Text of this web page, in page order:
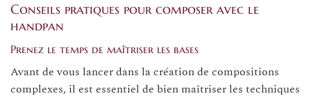
Conseils pratiques pour composer avec le
handpan
Prenez le temps de maîtriser les bases
Avant de vous lancer dans la création de compositions
complexes, il est essentiel de bien maîtriser les techniques